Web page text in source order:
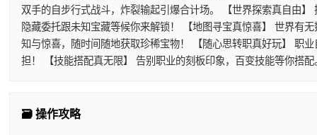
双手的自步行式战斗，炸裂输起引爆合计场。 【世界探索真自由
隐藏委托跟未知宝藏等候你来解锁！ 【地图寻宝真惊喜】 世界有
知与惊喜，随时间随地获取珍稀宝物！ 【随心思转职真好玩】 职
担！ 【技能搭配真无限】 告别职业的刻板印象，百变技能等你搭
🗃️ 操作攻略